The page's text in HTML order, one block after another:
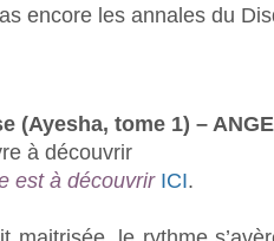
encore les annales du
(Ayesha, tome 1) – ANGE
à découvrir
est à découvrir ICI.